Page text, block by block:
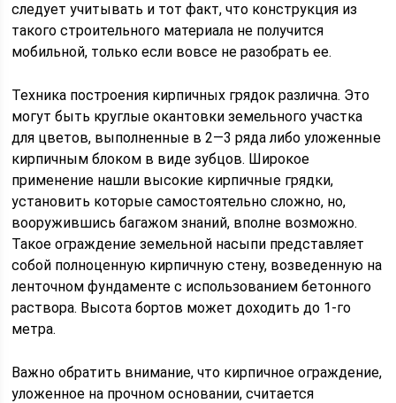
следует учитывать и тот факт, что конструкция из
такого строительного материала не получится
мобильной, только если вовсе не разобрать ее.
Техника построения кирпичных грядок различна. Это
могут быть круглые окантовки земельного участка
для цветов, выполненные в 2—3 ряда либо уложенные
кирпичным блоком в виде зубцов. Широкое
применение нашли высокие кирпичные грядки,
установить которые самостоятельно сложно, но,
вооружившись багажом знаний, вполне возможно.
Такое ограждение земельной насыпи представляет
собой полноценную кирпичную стену, возведенную на
ленточном фундаменте с использованием бетонного
раствора. Высота бортов может доходить до 1-го
метра.
Важно обратить внимание, что кирпичное ограждение,
уложенное на прочном основании, считается